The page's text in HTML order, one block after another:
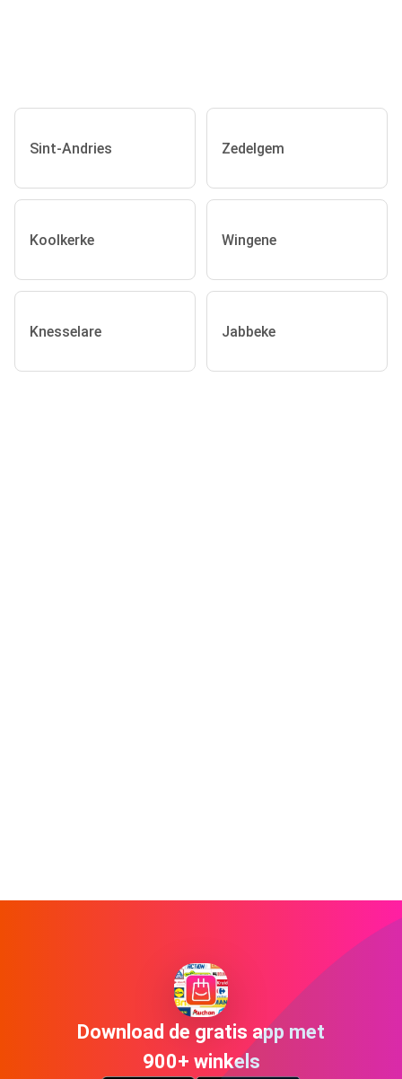
Sint-Andries Zedelgem
Koolkerke Wingene
Knesselare Jabbeke
Download de gratis app met
900+ winkels